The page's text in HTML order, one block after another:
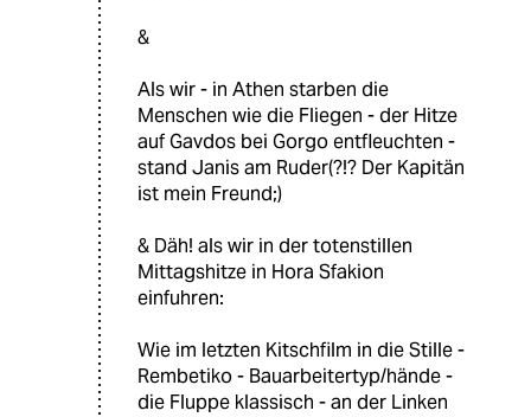
&
Als wir - in Athen starben die
Menschen wie die Fliegen - der Hitze
auf Gavdos bei Gorgo entfleuchten -
stand Janis am Ruder(?!? Der Kapitän
ist mein Freund;)
& Däh! als wir in der totenstillen
Mittagshitze in Hora Sfakion
einfuhren:
Wie im letzten Kitschfilm in die Stille -
Rembetiko - Bauarbeitertyp/hände -
die Fluppe klassisch - an der Linken